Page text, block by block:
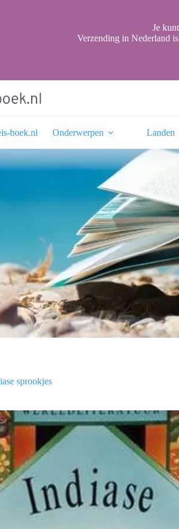
Je
Verzending in Nederland
boek.nl Onderwerpen Landen
sprookjes